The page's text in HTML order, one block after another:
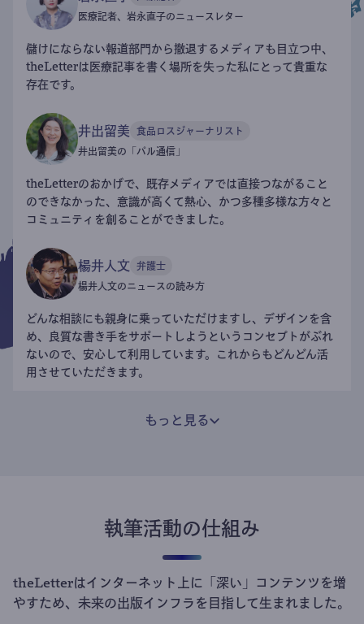
医療記者、岩永直子のニュースレター
儲けにならない報道部門から撤退するメディアも目立つ中、
theLetterは医療記事を書く場所を失った私にとって貴重な
存在です。
井出留美 食品ロスジャーナリスト
井出留美の「パル通信」
theLetterのおかげで、既存メディアでは直接つながること
のできなかった、意識が高くて熱心、かつ多種多様な方々と
コミュニティを創ることができました。
楊井人文 弁護士
楊井人文のニュースの読み方
どんな相談にも親身に乗っていただけますし、デザインを含
め、良質な書き手をサポートしようというコンセプトがぶれ
ないので、安心して利用しています。これからもどんどん活
用させていただきます。
もっと見る
執筆活動の仕組み
theLetterはインターネット上に「深い」コンテンツを増
やすため、未来の出版インフラを目指して生まれました。